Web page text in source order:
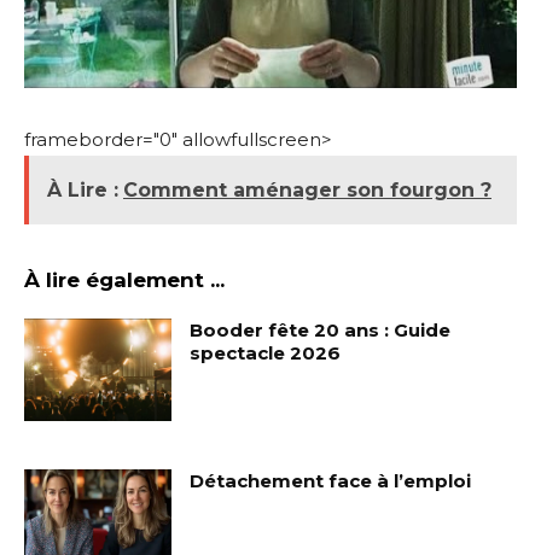
frameborder="0" allowfullscreen>
À Lire : Comment aménager son fourgon ?
À lire également ...
Booder fête 20 ans : Guide
spectacle 2026
Détachement face à l’emploi